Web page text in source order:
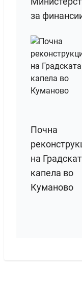
за
Почна
на
капела во
Куманово